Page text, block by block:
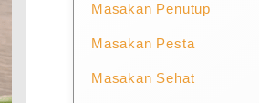
Masakan Penutup
Masakan Pesta
Masakan Sehat